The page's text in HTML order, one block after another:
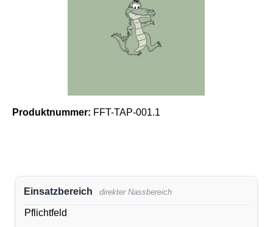
Produktnummer: FFT-TAP-001.1
Einsatzbereich direkter Nassbereich
Pflichtfeld